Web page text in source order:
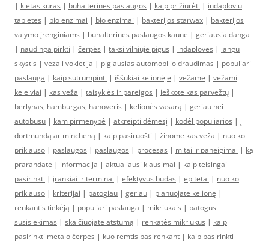
| kietas kuras | buhalterines paslaugos | kaip prižiūrėti | indaploviu
tabletes | bio enzimai | bio enzimai | bakterijos starwax | bakterijos
valymo įrenginiams | buhalterines paslaugos kaune | geriausia danga
| naudinga pirkti | čerpės | taksi vilniuje pigus | indaploves | langu
skystis | veza i vokietija | pigiausias automobilio draudimas | populiari
paslauga | kaip sutrumpinti | iššūkiai kelionėje | vežame | vežami
keleiviai | kas veža | taisyklės ir pareigos | ieškote kas parvežtų |
berlynas, hamburgas, hanoveris | kelionės vasarą | geriau nei
autobusu | kam pirmenybė | atkreipti dėmesį | kodėl populiarios | į
dortmundą ar mincheną | kaip pasiruošti | žinome kas veža | nuo ko
priklauso | paslaugos | paslaugos | procesas | mitai ir paneigimai | ką
prarandate | informacija | aktualiausi klausimai | kaip teisingai
pasirinkti | įrankiai ir terminai | efektyvus būdas | epitetai | nuo ko
priklauso | kriterijai | patogiau | geriau | planuojate kelionę |
renkantis tiekėją | populiari paslauga | mikriukais | patogus
susisiekimas | skaičiuojate atstumą | renkatės mikriukus | kaip
pasirinkti metalo čerpes | kuo remtis pasirenkant | kaip pasirinkti